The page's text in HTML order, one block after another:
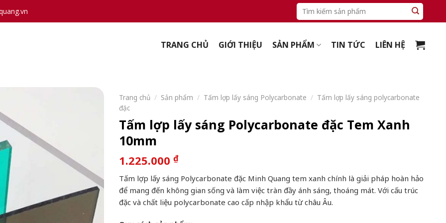
Tìm
kiếm:
TRANG CHỦ GIỚI THIỆU SẢN PHẨM TIN TỨC LIÊN HỆ
Trang chủ / Sản phẩm / Tấm lợp lấy sáng Polycarbonate / Tấm lợp lấy sáng polycarbonate
đặc
Tấm lợp lấy sáng Polycarbonate đặc Tem Xanh
10mm
1.225.000 ₫
Tấm lợp lấy sáng Polycarbonate đặc Minh Quang tem xanh chính là giải pháp hoàn hảo
để mang đến không gian sống và làm việc tràn đầy ánh sáng, thoáng mát. Với cấu trúc
đặc và chất liệu polycarbonate cao cấp nhập khẩu từ châu Âu.